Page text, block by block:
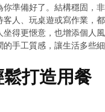
準備好了。結構穩固，
人、玩桌遊或寫作業，
得更愜意，也增添個人風
手工質感，讓生活多些
打造用餐